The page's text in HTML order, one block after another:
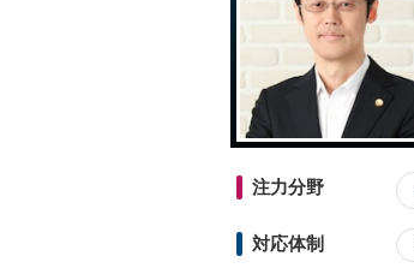
注力分野
対応体制